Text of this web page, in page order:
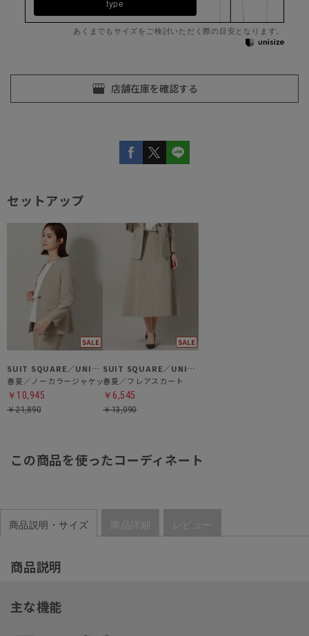
type
あくまでもサイズをご検討いただく際の目安となります。
セットアップ
SUIT SQUARE／UNIVERSAL LANGUAGE／WHITE
春夏／ノーカラージャケット
￥10,945
￥21,890
SUIT SQUARE／UNIVERSAL LANGUAGE／WHITE
春夏／フレアスカート
￥6,545
￥13,090
この商品を使ったコーディネート
商品説明・サイズ 商品詳細 レビュー
商品説明
主な機能